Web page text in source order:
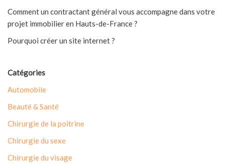
Comment un contractant général vous accompagne dans votre
projet immobilier en Hauts-de-France ?
Pourquoi créer un site internet ?
Catégories
Automobile
Beauté & Santé
Chirurgie de la poitrine
Chirurgie du sexe
Chirurgie du visage